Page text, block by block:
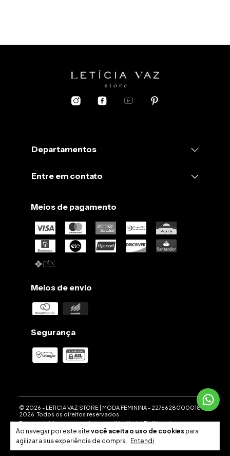
Ao navegar por este site você aceita o uso de cookies para
agilizar a sua experiência de compra. Entendi
Departamentos
Entre em contato
Meios de pagamento
Meios de envio
Segurança
© 2026 - LETICIA VAZ STORE | MODA FEMININA- 22766280000186
-
2026. Todos os direitos reservados.
Desenvolvido em parceria com aWeethub|Política de
Privacidade.